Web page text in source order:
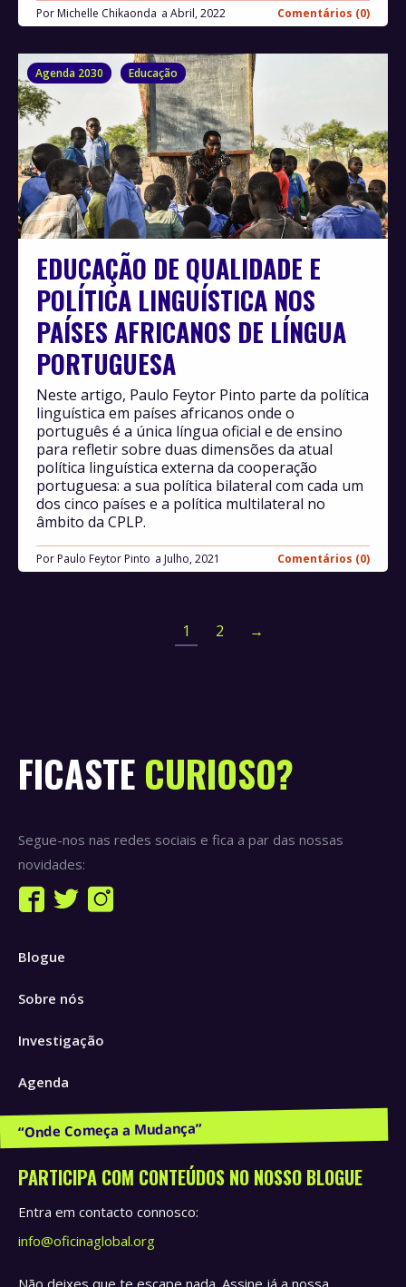
Por Michelle Chikaonda Abril, 2022 Comentários (0)
Agenda 2030 Educação
EDUCAÇÃO DE QUALIDADE E
POLÍTICA LINGUÍSTICA NOS
PAÍSES AFRICANOS DE LÍNGUA
PORTUGUESA
Por Paulo Feytor Pinto Julho, 2021 Comentários (0)
Neste artigo, Paulo Feytor Pinto parte da política
linguística em países africanos onde o
português é a única língua oficial e de ensino
para refletir sobre duas dimensões da atual
política linguística externa da cooperação
portuguesa: a sua política bilateral com cada um
dos cinco países e a política multilateral no
âmbito da CPLP.
1 2 →
FICASTE CURIOSO?
Segue-nos nas redes sociais e fica a par das nossas
novidades:
Find us on:
Facebook
opens
new
Twitter
new
Instagram
Blogue
Sobre nós
Investigação
Agenda
Publicações e Recursos
PARTICIPA COM CONTEÚDOS NO NOSSO BLOGUE
Entra em contacto connosco:
info@oficinaglobal.org
Não deixes que te escape nada. Assine já a nossa